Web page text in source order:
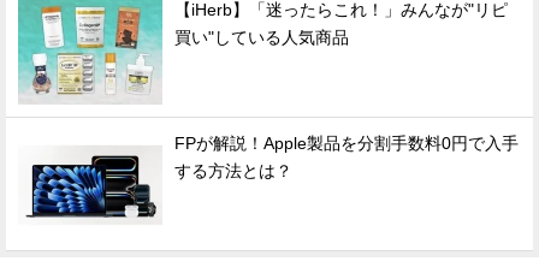
【iHerb】「迷ったらこれ！」みんなが"リピ
買い"している人気商品
FPが解説！Apple製品を分割手数料0円で入手
する方法とは？